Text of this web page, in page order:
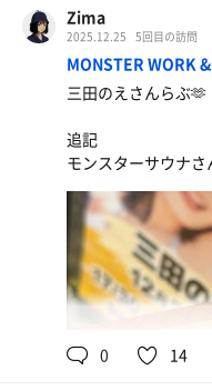
り。
アウフ時はかなりの
■水風呂💧
8℃くらいのシング
サ室の目の前で動線
た。
■休憩🪑
内気浴と外気浴あり
内気浴はプラネタ
心地いい。
屋上の外気浴は椅子
ただこの日は最低
ン。
Zima
2025.12.25 5回目の訪問
MONSTER WORK
三田のえさんらぶ🫶
追記
モンスターサウナ
0 14